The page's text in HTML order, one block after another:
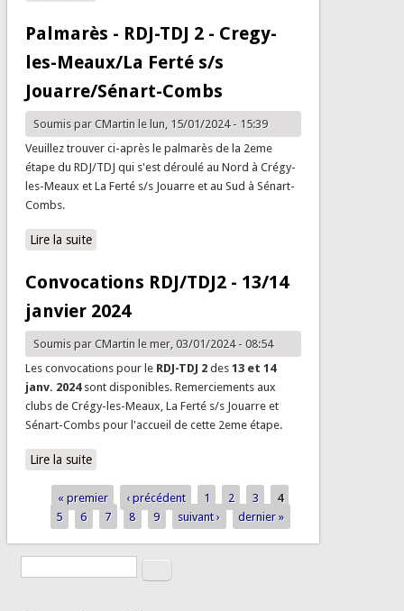
Palmarès - RDJ-TDJ 2 - Cregy-
les-Meaux/La Ferté s/s
Jouarre/Sénart-Combs
Soumis par CMartinle lun, 15/01/2024 - 15:39
Veuillez trouver ci-après le palmarès de la 2eme
étape du RDJ/TDJ qui s'est déroulé au Nord à Crégy-
les-Meaux et La Ferté s/s Jouarre et au Sud à Sénart-
Combs.
Lire la suitede Palmarès - RDJ-TDJ 2 - Cregy-les-Meaux/La Ferté s/s
Convocations RDJ/TDJ2 - 13/14
janvier 2024
Soumis par CMartinle mer, 03/01/2024 - 08:54
Les convocations pour le RDJ-TDJ 2des 13 et 14
janv. 2024sont disponibles. Remerciements aux
clubs de Crégy-les-Meaux, La Ferté s/s Jouarre et
Sénart-Combs pour l'accueil de cette 2eme étape.
Lire la suitede Convocations RDJ/TDJ2 - 13/14 janvier 2024
Pages
« premier ‹ précédent 1 2 3
4
5
6 7 8 9 suivant › dernier »
Formulaire de recherche
Rechercher